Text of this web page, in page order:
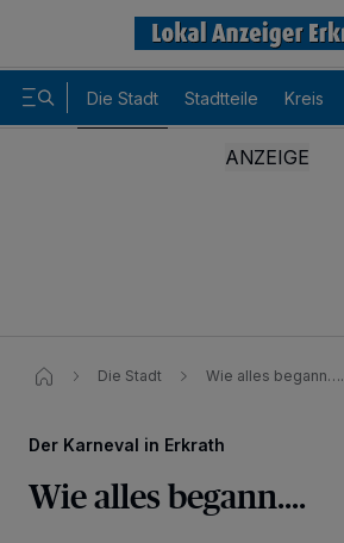
Die Stadt Stadtteile Kreis
Die Stadt Wie alles begann….
Der Karneval in Erkrath
Wie alles begann….